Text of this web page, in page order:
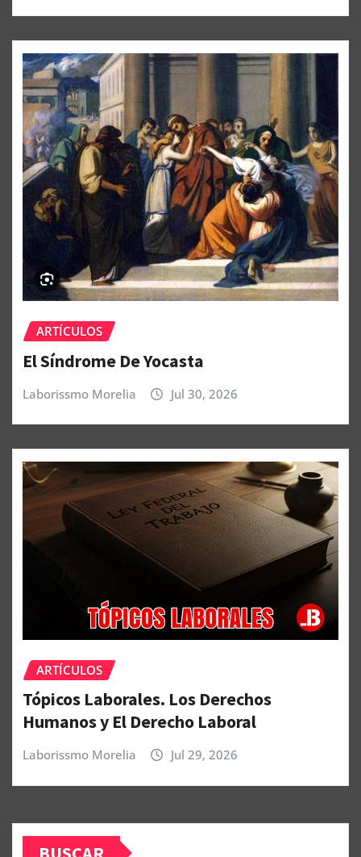
ARTÍCULOS
El Síndrome De Yocasta
Laborissmo Morelia Jul 30, 2026
ARTÍCULOS
Tópicos Laborales. Los Derechos
Humanos y El Derecho Laboral
Laborissmo Morelia Jul 29, 2026